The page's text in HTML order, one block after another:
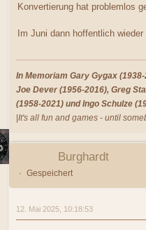
Konvertierung hat problemlos
Im Juni dann hoffentlich
In Memoriam Gary Gygax
Joe Dever (1956-2016), Greg
(1958-2021) und Ingo Schulze
It's all fun and games - until
Burghardt
Gespeichert
12. Mai 2025, 10:18:53